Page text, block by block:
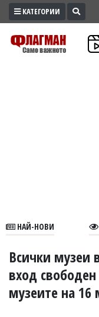
ПРОМО
ЗОНА
В
УКРАЙНА
СПОРТ
РАЗСЛЕДВАНЕ
КАТЕГОРИИ
НАЙ-НОВИ
Всички музеи
вход
музеите на 16